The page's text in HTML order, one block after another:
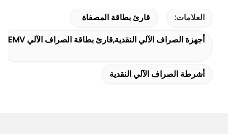
العلامات:
قارئ بطاقة المصفاة
أجهزة الصراف الآلي النقدية,قارئ بطاقة الصراف الآلي EMV
أشرطة الصراف الآلي النقدية